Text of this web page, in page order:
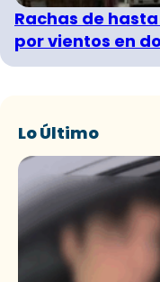
Rachas de hasta
por vientos en
Lo Último